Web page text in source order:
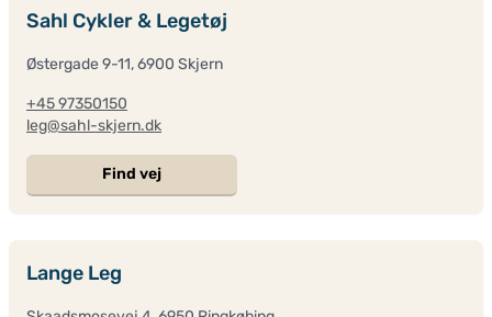
Sahl Cykler & Legetøj
Østergade 9-11, 6900 Skjern
+45 97350150
leg@sahl-skjern.dk
Find vej
Lange Leg